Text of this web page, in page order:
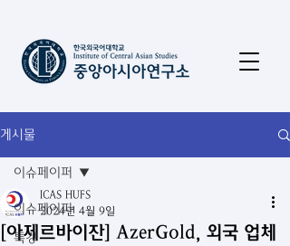
게시물
이슈페이퍼
특강
이슈페이퍼
[아제르바이잔] AzerGold, 외국 업체
ICAS HUFS
2024년 4월 9일